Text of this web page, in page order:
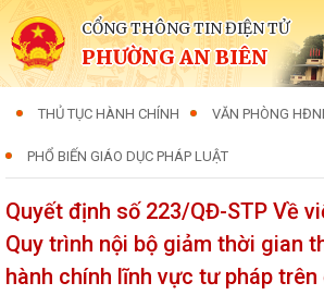
CỔNG THÔNG TIN ĐIỆN TỬ
PHƯỜNG AN BIÊN
THỦ TỤC HÀNH CHÍNH VĂN PHÒNG
PHỔ BIẾN GIÁO DỤC PHÁP LUẬT
Quyết định số 223/QĐ-STP Về
Quy trình nội bộ giảm thời gian
hành chính lĩnh vực tư pháp trên